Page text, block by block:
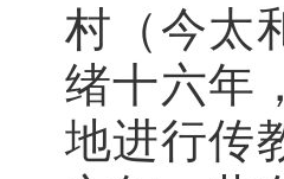
村（今太
绪十六年
地进行传